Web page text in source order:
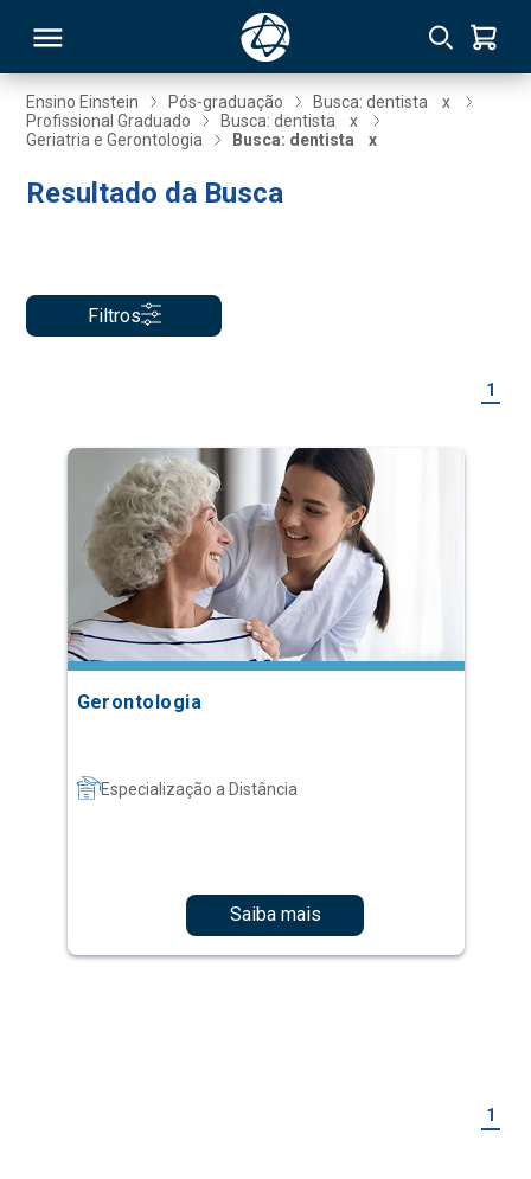
Ensino Einstein Pós-graduação Busca: dentista
x
Profissional Graduado
Busca: dentista
x
Geriatria e Gerontologia
Busca: dentista x
Resultado da Busca
Filtros
1
Gerontologia
Especialização a Distância
Saiba mais
1